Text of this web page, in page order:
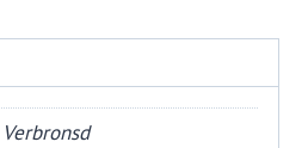
Verbronsd